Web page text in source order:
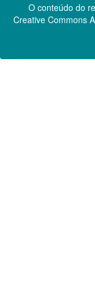
O conteúdo do
Creative Commons